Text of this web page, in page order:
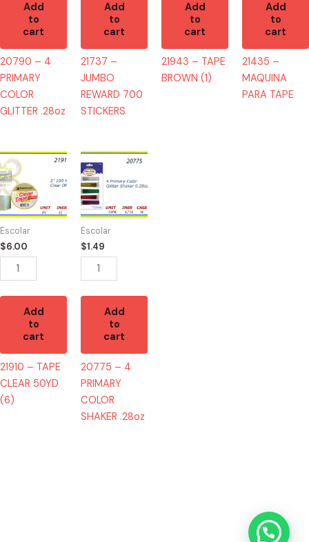
Add
to
cart
20790 – 4
PRIMARY
COLOR
GLITTER .28oz
Add
to
cart
21737 –
JUMBO
REWARD 700
STICKERS
Add
to
cart
21943 – TAPE
BROWN (1)
Add
to
cart
21435 –
MAQUINA
PARA TAPE
Escolar
$6.00
21910
-
TAPE
CLEAR
50YD
(6)
quantity
Add
to
cart
21910 – TAPE
CLEAR 50YD
(6)
Escolar
$1.49
20775
-
4
PRIMARY
COLOR
SHAKER
.28oz
quantity
Add
to
cart
20775 – 4
PRIMARY
COLOR
SHAKER .28oz